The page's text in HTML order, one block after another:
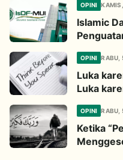
OPINI
Islamic
OPINI RABU,
Luka
Luka
OPINI RABU,
Ketika